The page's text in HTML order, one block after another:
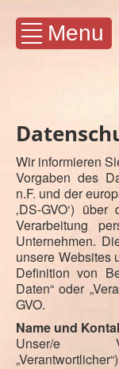
Menu
Wir informieren
Vorgaben des
n.F. und der
‚DS-GVO‘)
Verarbeitung
Unternehmen.
unsere Websites
Definition von
Daten“ oder
GVO.
Name und
Unser/e